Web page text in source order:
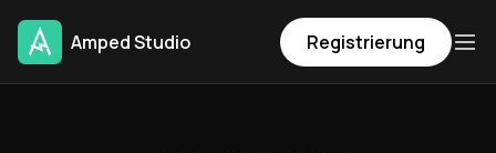
Amped Studio Registrierung